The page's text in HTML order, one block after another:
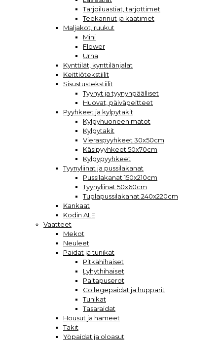
Tarjoiluastiat, tarjottimet
Teekannut ja kaatimet
Maljakot, ruukut
Mini
Flower
Urna
Kynttilät, kynttilänjalat
Keittiötekstiilit
Sisustustekstiilit
Tyynyt ja tyynynpäälliset
Huovat, päiväpeitteet
Pyyhkeet ja kylpytakit
Kylpyhuoneen matot
Kylpytakit
Vieraspyyhkeet 30x50cm
Käsipyyhkeet 50x70cm
Kylpypyyhkeet
Tyynyliinat ja pussilakanat
Pussilakanat 150x210cm
Tyynyliinat 50x60cm
Tuplapussilakanat 240x220cm
Kankaat
Kodin ALE
Vaatteet
Mekot
Neuleet
Paidat ja tunikat
Pitkähihaiset
Lyhythihaiset
Paitapuserot
Collegepaidat ja hupparit
Tunikat
Tasaraidat
Housut ja hameet
Takit
Yöpaidat ja oloasut